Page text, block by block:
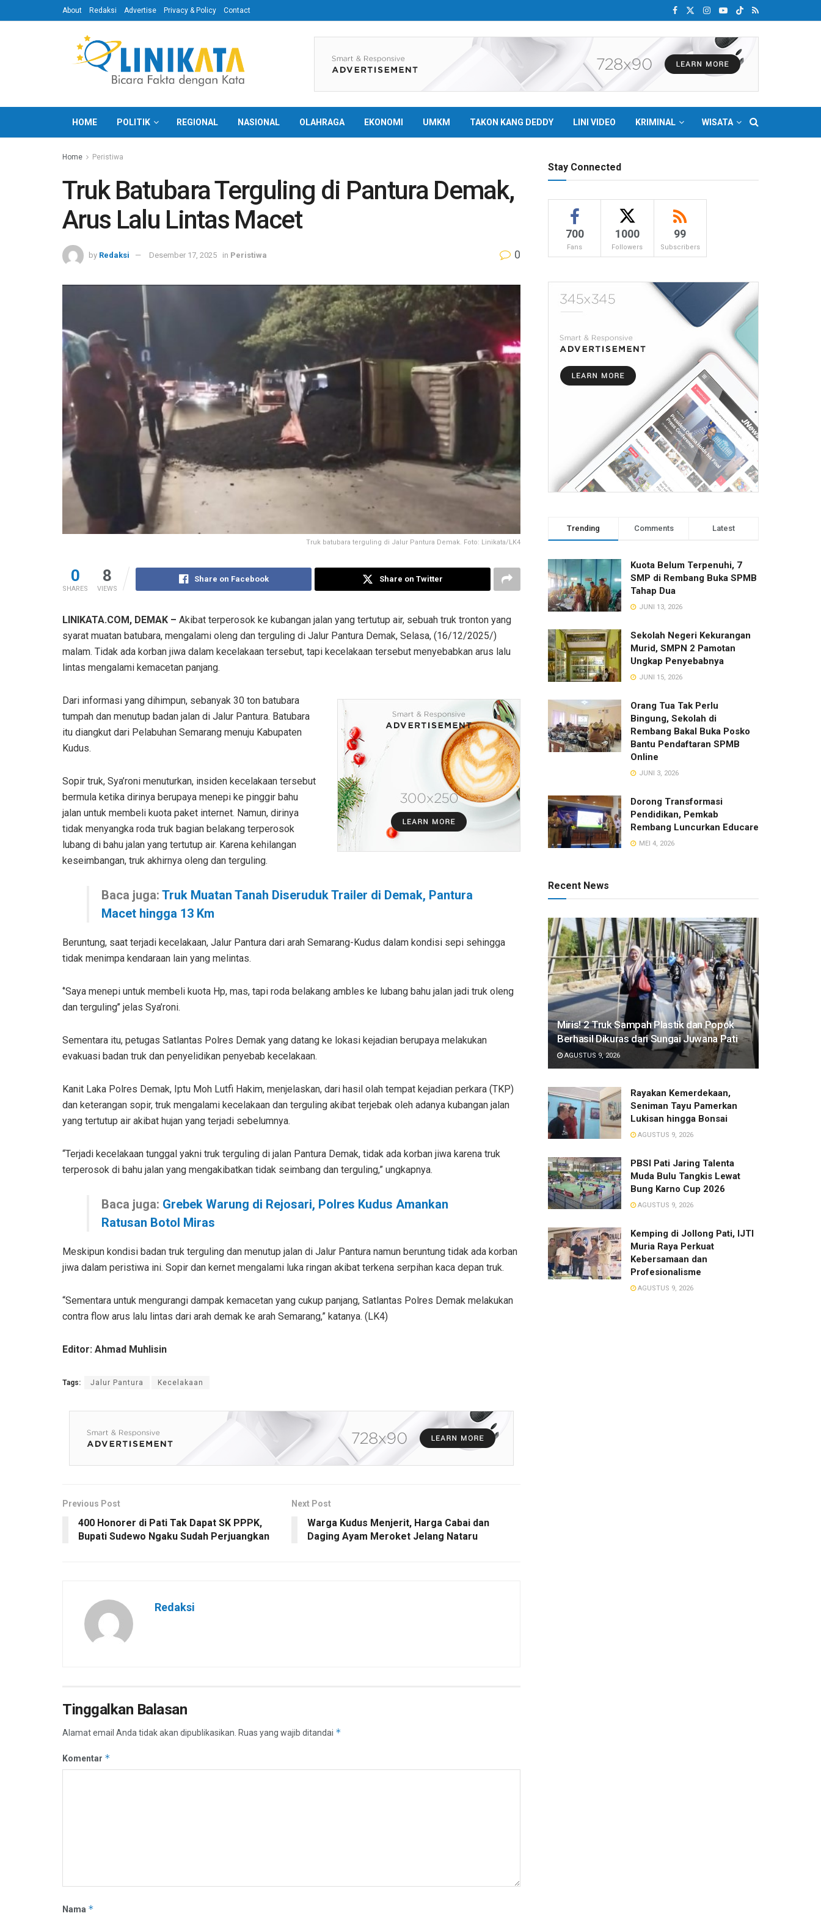
About Redaksi Advertise Privacy & Policy Contact
HOME POLITIK REGIONAL NASIONAL OLAHRAGA EKONOMI UMKM TAKON KANG DEDDY LINI VIDEO KRIMINAL WISATA
Home Peristiwa
Truk Batubara Terguling di Pantura Demak,
Arus Lalu Lintas Macet
by Redaksi Desember 17, 2025 in Peristiwa 0
Truk batubara terguling di Jalur Pantura Demak. Foto: Linikata/LK4
0
SHARES
8
VIEWS
Share on Facebook Share on Twitter
LINIKATA.COM, DEMAK – Akibat terperosok ke kubangan jalan yang tertutup air, sebuah truk tronton yang
syarat muatan batubara, mengalami oleng dan terguling di Jalur Pantura Demak, Selasa, (16/12/2025/)
malam. Tidak ada korban jiwa dalam kecelakaan tersebut, tapi kecelakaan tersebut menyebabkan arus lalu
lintas mengalami kemacetan panjang.
Dari informasi yang dihimpun, sebanyak 30 ton batubara
tumpah dan menutup badan jalan di Jalur Pantura. Batubara
itu diangkut dari Pelabuhan Semarang menuju Kabupaten
Kudus.
Sopir truk, Sya’roni menuturkan, insiden kecelakaan tersebut
bermula ketika dirinya berupaya menepi ke pinggir bahu
jalan untuk membeli kuota paket internet. Namun, dirinya
tidak menyangka roda truk bagian belakang terperosok
lubang di bahu jalan yang tertutup air. Karena kehilangan
keseimbangan, truk akhirnya oleng dan terguling.
Baca juga: Truk Muatan Tanah Diseruduk Trailer di Demak, Pantura
Macet hingga 13 Km
Beruntung, saat terjadi kecelakaan, Jalur Pantura dari arah Semarang-Kudus dalam kondisi sepi sehingga
tidak menimpa kendaraan lain yang melintas.
‘’Saya menepi untuk membeli kuota Hp, mas, tapi roda belakang ambles ke lubang bahu jalan jadi truk oleng
dan terguling’’ jelas Sya’roni.
Sementara itu, petugas Satlantas Polres Demak yang datang ke lokasi kejadian berupaya melakukan
evakuasi badan truk dan penyelidikan penyebab kecelakaan.
Kanit Laka Polres Demak, Iptu Moh Lutfi Hakim, menjelaskan, dari hasil olah tempat kejadian perkara (TKP)
dan keterangan sopir, truk mengalami kecelakaan dan terguling akibat terjebak oleh adanya kubangan jalan
yang tertutup air akibat hujan yang terjadi sebelumnya.
“Terjadi kecelakaan tunggal yakni truk terguling di jalan Pantura Demak, tidak ada korban jiwa karena truk
terperosok di bahu jalan yang mengakibatkan tidak seimbang dan terguling,” ungkapnya.
Baca juga: Grebek Warung di Rejosari, Polres Kudus Amankan
Ratusan Botol Miras
Meskipun kondisi badan truk terguling dan menutup jalan di Jalur Pantura namun beruntung tidak ada korban
jiwa dalam peristiwa ini. Sopir dan kernet mengalami luka ringan akibat terkena serpihan kaca depan truk.
“Sementara untuk mengurangi dampak kemacetan yang cukup panjang, Satlantas Polres Demak melakukan
contra flow arus lalu lintas dari arah demak ke arah Semarang,” katanya. (LK4)
Editor: Ahmad Muhlisin
Tags: Jalur Pantura Kecelakaan
Previous Post
400 Honorer di Pati Tak Dapat SK PPPK,
Bupati Sudewo Ngaku Sudah Perjuangkan
Next Post
Warga Kudus Menjerit, Harga Cabai dan
Daging Ayam Meroket Jelang Nataru
Redaksi
Tinggalkan Balasan
Alamat email Anda tidak akan dipublikasikan. Ruas yang wajib ditandai *
Komentar *
Nama *
Stay Connected
700
Fans
1000
Followers
99
Subscribers
Trending Comments Latest
Kuota Belum Terpenuhi, 7
SMP di Rembang Buka SPMB
Tahap Dua
JUNI 13, 2026
Sekolah Negeri Kekurangan
Murid, SMPN 2 Pamotan
Ungkap Penyebabnya
JUNI 15, 2026
Orang Tua Tak Perlu
Bingung, Sekolah di
Rembang Bakal Buka Posko
Bantu Pendaftaran SPMB
Online
JUNI 3, 2026
Dorong Transformasi
Pendidikan, Pemkab
Rembang Luncurkan Educare
MEI 4, 2026
Recent News
​Miris! 2 Truk Sampah Plastik dan Popok
Berhasil Dikuras dari Sungai Juwana Pati
AGUSTUS 9, 2026
Rayakan Kemerdekaan,
Seniman Tayu Pamerkan
Lukisan hingga Bonsai
AGUSTUS 9, 2026
PBSI Pati Jaring Talenta
Muda Bulu Tangkis Lewat
Bung Karno Cup 2026
AGUSTUS 9, 2026
​Kemping di Jollong Pati, IJTI
Muria Raya Perkuat
Kebersamaan dan
Profesionalisme
AGUSTUS 9, 2026